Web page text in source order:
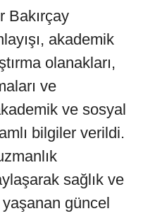
Bakırçay
akademik
olanakları,
ve
ve sosyal
bilgiler verildi.
sağlık ve
güncel